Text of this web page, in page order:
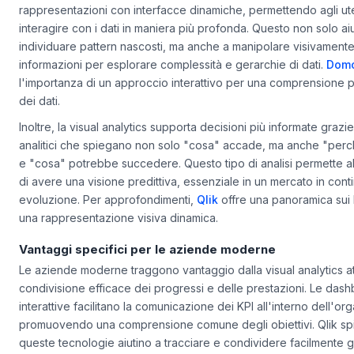
come grafici e tabelle. Tuttavia, la visual analytics combina
rappresentazioni con interfacce dinamiche, permettendo agli
interagire con i dati in maniera più profonda. Questo non solo
individuare pattern nascosti, ma anche a manipolare
informazioni per esplorare complessità e gerarchie di dati.
l'importanza di un approccio interattivo per una comprensione
dei dati.
Inoltre, la visual analytics supporta decisioni più informate
analitici che spiegano non solo "cosa" accade, ma anche
e "cosa" potrebbe succedere. Questo tipo di analisi permette
di avere una visione predittiva, essenziale in un mercato in
evoluzione. Per approfondimenti,Qlik
Vantaggi specifici per le aziende moderne
Le aziende moderne traggono vantaggio dalla visual analytics
condivisione efficace dei progressi e delle prestazioni. Le
interattive facilitano la comunicazione dei KPI all'interno
promuovendo una comprensione comune degli obiettivi. Qlik